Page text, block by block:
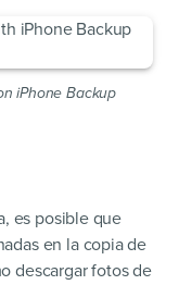
iPhone Backup
es posible que
en la copia de
descargar fotos de